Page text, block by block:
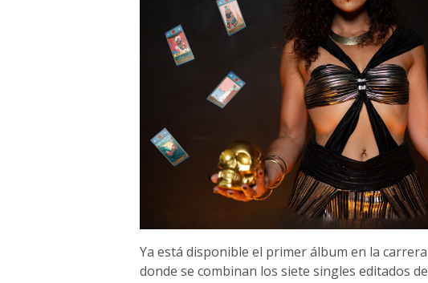
Ya está disponible el primer álbum en la
donde se combinan los siete singles editados